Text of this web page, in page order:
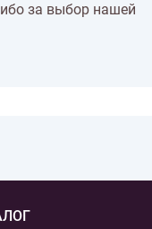
за выбор нашей